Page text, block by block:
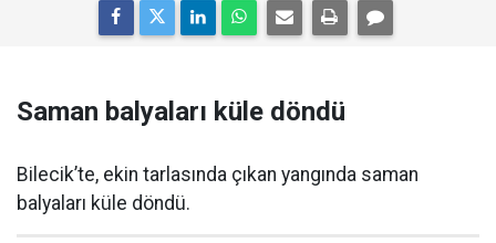
Saman balyaları küle döndü
Bilecik’te, ekin tarlasında çıkan yangında saman
balyaları küle döndü.